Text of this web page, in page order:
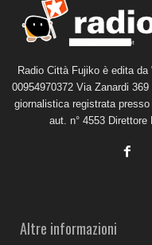
Radio Città Fujiko è edita
00954970372 Via Zanardi
giornalistica registrata
aut. n° 4553
Altre informazioni